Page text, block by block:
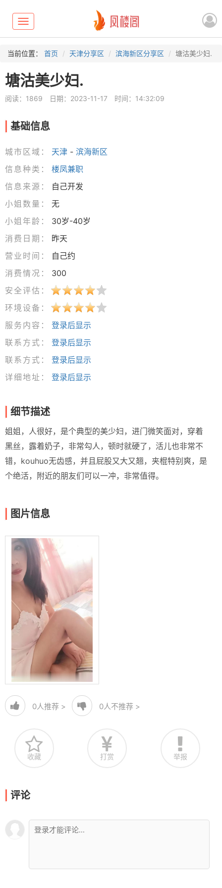
Toggle
navigation
当前位置： 首页 天津分享区 滨海新区分享区 塘沽美少妇.
塘沽美少妇.
阅读：1869 日期：2023-11-17 时间：14:32:09
基础信息
城市区域： 天津 - 滨海新区
信息种类：
楼凤兼职
信息来源：
自己开发
小姐数量：
无
小姐年龄：
30岁-40岁
消费日期：
昨天
营业时间：
自己约
消费情况：
300
安全评估：
环境设备：
服务内容：
登录后显示
联系方式：
登录后显示
联系方式：
登录后显示
详细地址：
登录后显示
细节描述
姐姐，人很好，是个典型的美少妇，进门微笑面对，穿着
黑丝，露着奶子，非常勾人，顿时就硬了，活儿也非常不
错，kouhuo无齿感，并且屁股又大又翘，夹棍特别爽，是
个绝活，附近的朋友们可以一冲，非常值得。
图片信息
0人推荐 > 0人不推荐 >
收藏 打赏 举报
评论